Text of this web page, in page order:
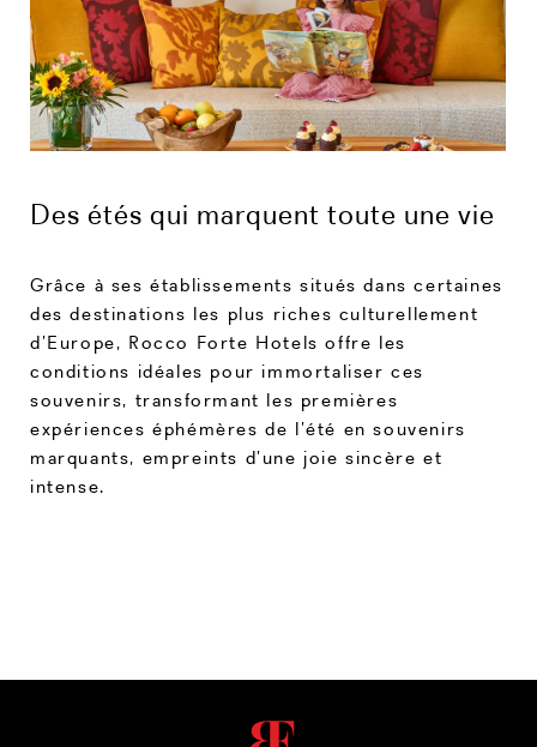
Des étés qui marquent toute une vie
Grâce à ses établissements situés dans certaines
des destinations les plus riches culturellement
d’Europe, Rocco Forte Hotels offre les
conditions idéales pour immortaliser ces
souvenirs, transformant les premières
expériences éphémères de l’été en souvenirs
marquants, empreints d’une joie sincère et
intense.